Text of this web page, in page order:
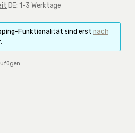
DE: 1-3 Werktage
Funktionalität sind erst nach